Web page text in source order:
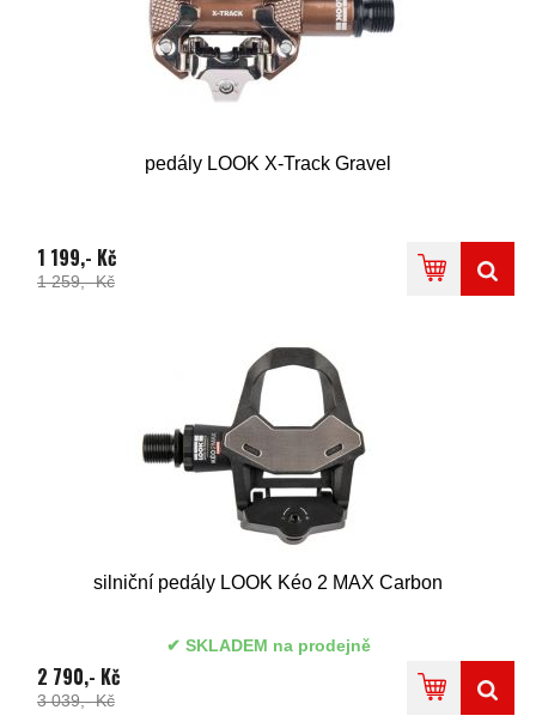
pedály LOOK X-Track Gravel
1 199,- Kč
1 259,- Kč
silniční pedály LOOK Kéo 2 MAX Carbon
SKLADEM na prodejně
2 790,- Kč
3 039,- Kč